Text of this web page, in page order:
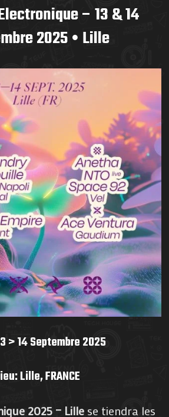
– 13 & 14
2025 • Lille
> 14 Septembre 2025
Lille,FRANCE
2025 – Lille se tiendra les